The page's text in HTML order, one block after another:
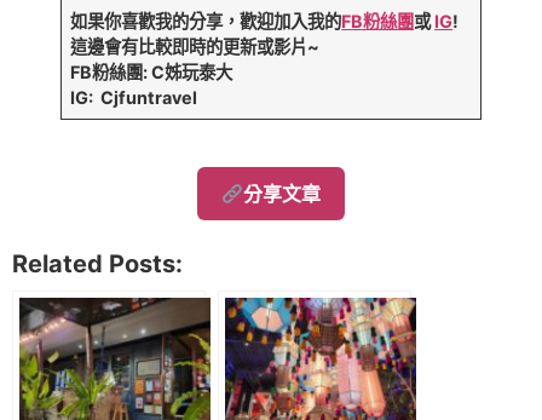
如果你喜歡我的分享，歡迎加入我的FB粉絲團或IG!
這邊會有比較即時的更新或影片~
FB粉絲團: C姊玩泰大
IG: Cjfuntravel
分享文章
Related Posts: